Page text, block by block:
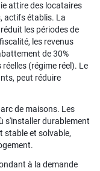
attire des locataires
actifs établis. La
les périodes de
les revenus
de 30%
(régime réel). Le
peut réduire
de maisons. Les
s'installer durablement
stable et solvable,
à la demande